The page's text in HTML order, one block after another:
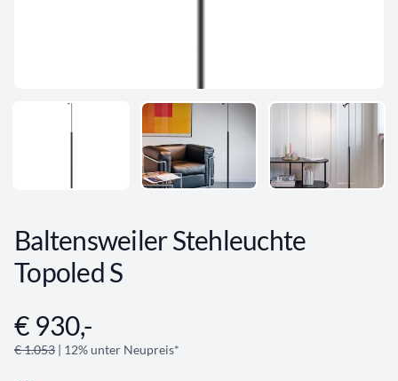
Baltensweiler Stehleuchte
Topoled S
Angebotsinformationen
€ 930,-
€ 1.053 | 12% unter Neupreis*